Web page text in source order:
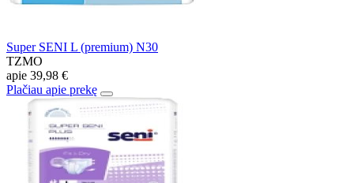
Super SENI L (premium) N30
TZMO
apie 39,98 €
Plačiau apie prekę